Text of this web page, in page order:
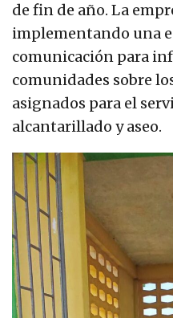
de fin de año. La
implementando una
comunicación para
comunidades sobre
asignados para el
alcantarillado y aseo.